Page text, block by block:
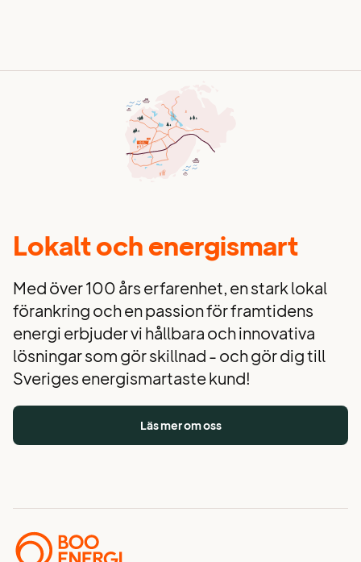
Lokalt och energismart
Med över 100 års erfarenhet, en stark lokal
förankring och en passion för framtidens
energi erbjuder vi hållbara och innovativa
lösningar som gör skillnad - och gör dig till
Sveriges energismartaste kund!
Läs mer om oss